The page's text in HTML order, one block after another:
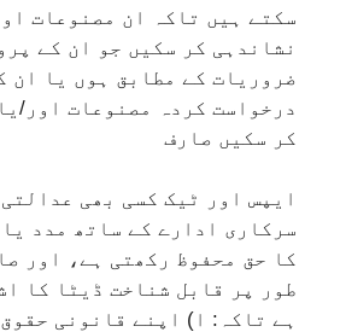
سکتے ہیں تاکہ ان مصنوعات
نشاندہی کر سکیں جو ان کے
ضروریات کے مطابق ہوں یا ان
درخواست کردہ مصنوعات اور/
کر سکیں صارف
ایپس اور ٹیک کسی بھی
سرکاری ادارے کے ساتھ مدد
کا حق محفوظ رکھتی ہے، اور
طور پر قابل شناخت ڈیٹا کا
ہے تاکہ: ا) اپنے قانونی